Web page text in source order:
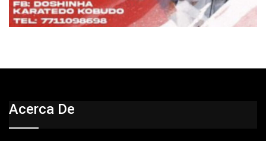
Acerca De